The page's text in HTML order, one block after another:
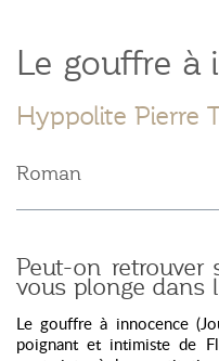
Le gouffre à
Hyppolite Pierre
Roman
Peut-on retrouver
vous plonge dans
Le gouffre à innocence
poignant et intimiste de